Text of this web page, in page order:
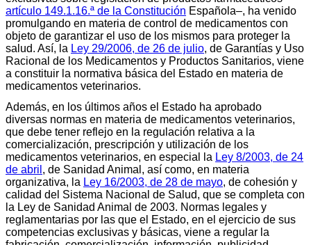
artículo 149.1.16.ª de la Constitución Española‒, ha venido
promulgando en materia de control de medicamentos con
objeto de garantizar el uso de los mismos para proteger la
salud. Así, la Ley 29/2006, de 26 de julio, de Garantías y Uso
Racional de los Medicamentos y Productos Sanitarios, viene
a constituir la normativa básica del Estado en materia de
medicamentos veterinarios.
Además, en los últimos años el Estado ha aprobado
diversas normas en materia de medicamentos veterinarios,
que debe tener reflejo en la regulación relativa a la
comercialización, prescripción y utilización de los
medicamentos veterinarios, en especial la Ley 8/2003, de 24
de abril , de Sanidad Animal, así como, en materia
organizativa, la Ley 16/2003, de 28 de mayo, de cohesión y
calidad del Sistema Nacional de Salud, que se completa con
la Ley de Sanidad Animal de 2003. Normas legales y
reglamentarias por las que el Estado, en el ejercicio de sus
competencias exclusivas y básicas, viene a regular la